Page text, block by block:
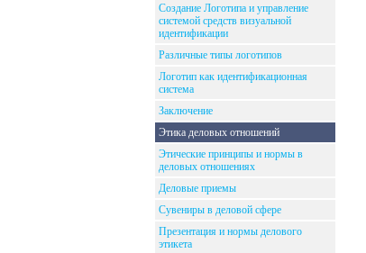
Создание Логотипа и управление
системой средств визуальной
идентификации
Различные типы логотипов
Логотип как идентификационная
система
Заключение
Этика деловых отношений
Этические принципы и нормы в
деловых отношениях
Деловые приемы
Сувениры в деловой сфере
Презентация и нормы делового
этикета